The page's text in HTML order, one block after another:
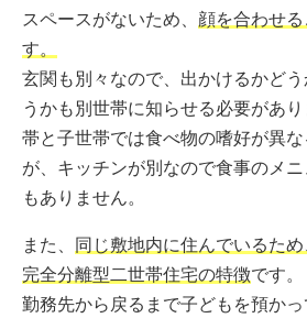
スペースがないため、 顔を合わせ
す。
玄関も別々なので、出かけるかど
うかも別世帯に知らせる必要があ
帯と子世帯では食べ物の嗜好が異
が、キッチンが別なので食事のメ
もありません。
また、
同じ敷地内に住んでいるた
完全分離型二世帯住宅の特徴です。
勤務先から戻るまで子どもを預かっ